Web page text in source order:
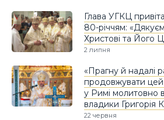
Глава УГКЦ
80-річчям:
Христові та Його
2 липня
«Прагну й надалі
продовжувати
у Римі молитовно
владики Григорія
22 червня